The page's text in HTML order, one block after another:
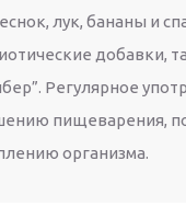
лук, бананы и
добавки,
Регулярное
пищеварения,
организма.